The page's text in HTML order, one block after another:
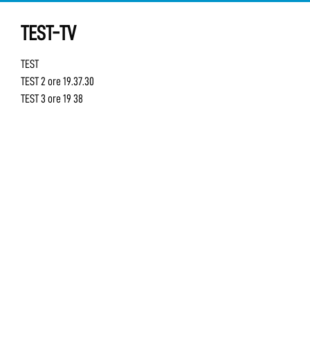
TEST-TV
TEST
TEST 2 ore 19.37.30
TEST 3 ore 19 38